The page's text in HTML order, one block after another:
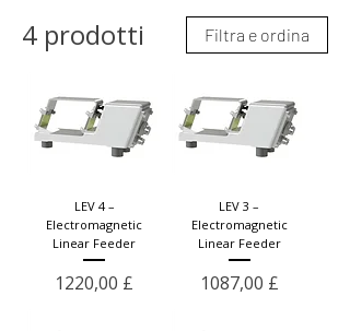
4 prodotti Filtra e ordina
LEV 4 –
Electromagnetic
Linear Feeder
Prezzo
1220,00 £
LEV 3 –
Electromagnetic
Linear Feeder
Prezzo
1087,00 £